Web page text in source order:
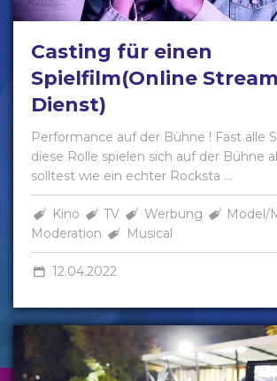
Casting für einen
Spielfilm(Online
Dienst)
Performance auf der Bühne ! Fast alle
diese Rolle spielen sich auf der Bühne
solltest wie ein echter Rocksta ...
Kino TV Werbung
Model/
Moderation
Musical
12.04.2022